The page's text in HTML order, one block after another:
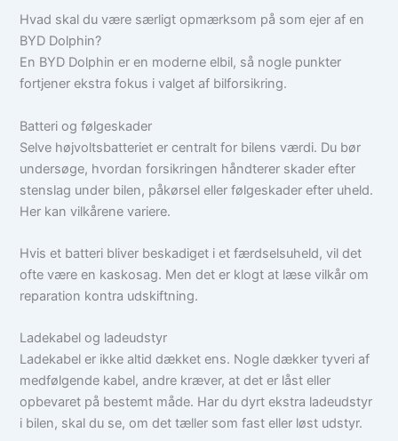
Hvad skal du være særligt opmærksom på som ejer af en
BYD Dolphin?
En BYD Dolphin er en moderne elbil, så nogle punkter
fortjener ekstra fokus i valget af bilforsikring.
Batteri og følgeskader
Selve højvoltsbatteriet er centralt for bilens værdi. Du bør
undersøge, hvordan forsikringen håndterer skader efter
stenslag under bilen, påkørsel eller følgeskader efter uheld.
Her kan vilkårene variere.
Hvis et batteri bliver beskadiget i et færdselsuheld, vil det
ofte være en kaskosag. Men det er klogt at læse vilkår om
reparation kontra udskiftning.
Ladekabel og ladeudstyr
Ladekabel er ikke altid dækket ens. Nogle dækker tyveri af
medfølgende kabel, andre kræver, at det er låst eller
opbevaret på bestemt måde. Har du dyrt ekstra ladeudstyr
i bilen, skal du se, om det tæller som fast eller løst udstyr.